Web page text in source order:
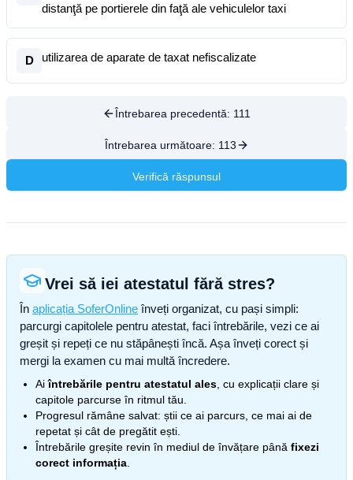
distanţă pe portierele din faţă ale vehiculelor taxi
D utilizarea de aparate de taxat nefiscalizate
Întrebarea precedentă: 111
Întrebarea următoare: 113
Verifică răspunsul
Vrei să iei atestatul fără stres?
În aplicația SoferOnline înveți organizat, cu pași simpli:
parcurgi capitolele pentru atestat, faci întrebările, vezi ce ai
greșit și repeți ce nu stăpânești încă. Așa înveți corect și
mergi la examen cu mai multă încredere.
Aiîntrebările pentru atestatul ales , cu explicații clare și
capitole parcurse în ritmul tău.
Progresul rămâne salvat: știi ce ai parcurs, ce mai ai de
repetat și cât de pregătit ești.
Întrebările greșite revin în mediul de învățare până fixezi
corect informația